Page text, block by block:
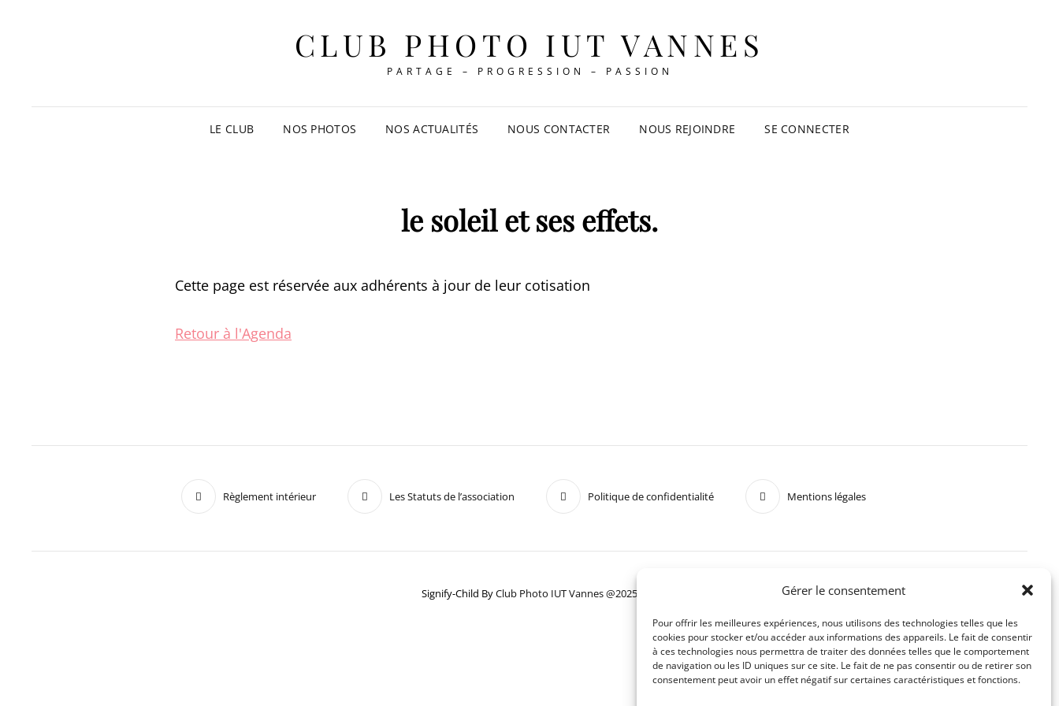
Gérer le consentement
Pour offrir les meilleures expériences, nous utilisons des technologies telles que les
cookies pour stocker et/ou accéder aux informations des appareils. Le fait de consentir
à ces technologies nous permettra de traiter des données telles que le comportement
de navigation ou les ID uniques sur ce site. Le fait de ne pas consentir ou de retirer son
consentement peut avoir un effet négatif sur certaines caractéristiques et fonctions.
CLUB PHOTO IUT VANNES
PARTAGE – PROGRESSION – PASSION
LE CLUB NOS PHOTOS NOS ACTUALITÉS NOUS CONTACTER NOUS REJOINDRE SE CONNECTER
le soleil et ses effets.
Cette page est réservée aux adhérents à jour de leur cotisation
Retour à l'Agenda
Règlement intérieur Les Statuts de l’association Politique de confidentialité Mentions légales
Signify-Child ByClub Photo IUT Vannes @2025